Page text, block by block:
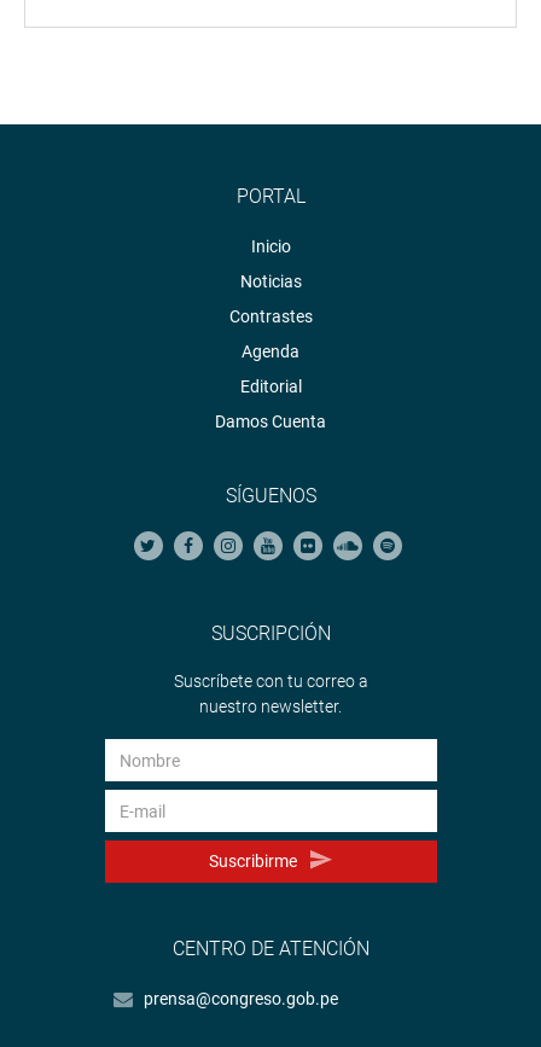
PORTAL
Inicio
Noticias
Contrastes
Agenda
Editorial
Damos Cuenta
SÍGUENOS
SUSCRIPCIÓN
Suscríbete con tu correo a
nuestro newsletter.
Suscribirme
CENTRO DE ATENCIÓN
prensa@congreso.gob.pe